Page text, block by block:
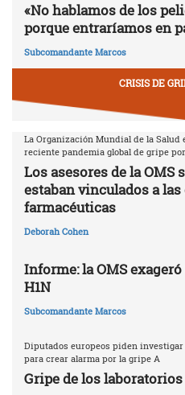
«No hablamos de los
porque entraríamos en
Subcomandante Marcos
CRISIS DE
La Organización Mundial de la Salud
reciente pandemia global de gripe
Los asesores de la
estaban vinculados a las
farmacéuticas
Deborah Cohen
Informe: la OMS
H1N
Subcomandante Marcos
Diputados europeos piden
para crear alarma por la gripe A
Gripe de los laboratorios